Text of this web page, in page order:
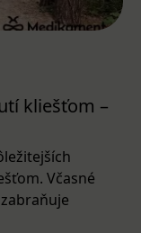
kliešťom –
Včasné